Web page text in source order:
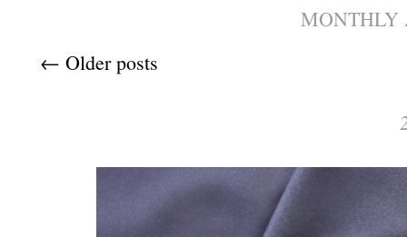
MONTHLY
Post navigation
← Older posts